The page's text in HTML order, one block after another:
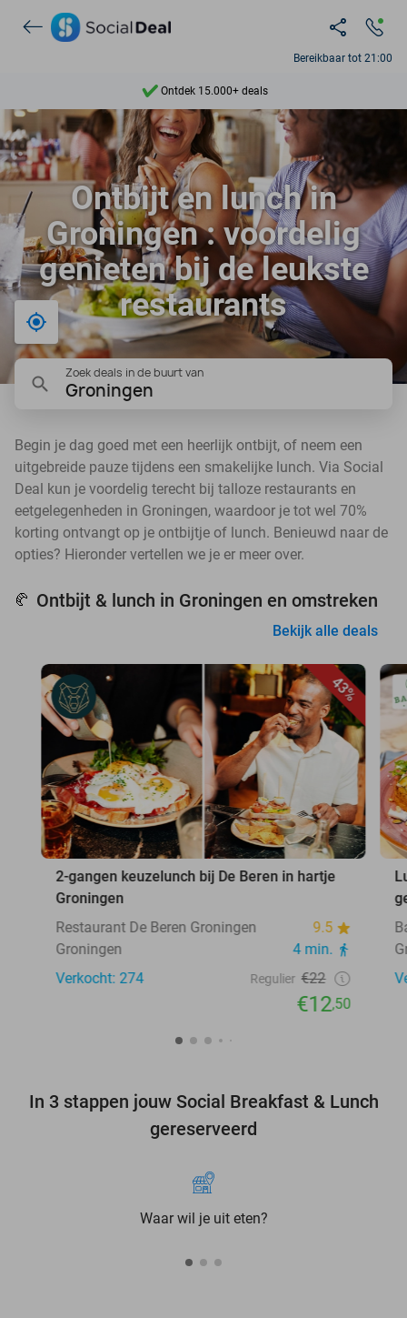
Bereikbaar tot 21:00
Ontdek 15.000+ deals
7 dagen per week beschikbaar
10+ miljoen leden
9,4
Ontdek 15.000+ deals
Ontbijt en lunch in
Groningen : voordelig
genieten bij de leukste
restaurants
Bij mij in de buurt
Zoek deals in de buurt van
Groningen
Begin je dag goed met een heerlijk ontbijt, of neem een
uitgebreide pauze tijdens een smakelijke lunch. Via Social
Deal kun je voordelig terecht bij talloze restaurants en
eetgelegenheden in Groningen, waardoor je tot wel 70%
korting ontvangt op je ontbijtje of lunch. Benieuwd naar de
opties? Hieronder vertellen we je er meer over.
🥐 Ontbijt & lunch in Groningen en omstreken
Bekijk alle deals
43%
2-gangen keuzelunch bij De Beren in hartje
Groningen
Restaurant De Beren Groningen
9.5
Groningen
4 min.
Verkocht: 274
Regulier €22
€12,50
In 3 stappen jouw Social Breakfast & Lunch
gereserveerd
Waar wil je uit eten?